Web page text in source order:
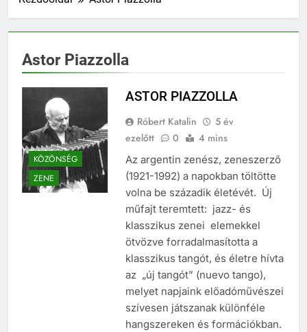
Astor Piazzolla
KÖZÖNSÉG
ZENE
ASTOR PIAZZOLLA
Róbert Katalin
5 év
ezelőtt
0 4 mins
Az argentin zenész, zeneszerző
(1921-1992) a napokban töltötte
volna be századik életévét. Új
műfajt teremtett: jazz- és
klasszikus zenei elemekkel
ötvözve forradalmasította a
klasszikus tangót, és életre hívta
az „új tangót” (nuevo tango),
melyet napjaink előadóművészei
szívesen játszanak különféle
hangszereken és formációkban.